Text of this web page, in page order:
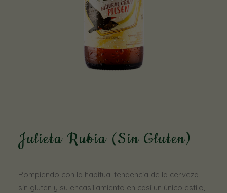
Julieta Rubia (Sin Gluten)
Rompiendo con la habitual tendencia de la cerveza
sin gluten y su encasillamiento en casi un único estilo,